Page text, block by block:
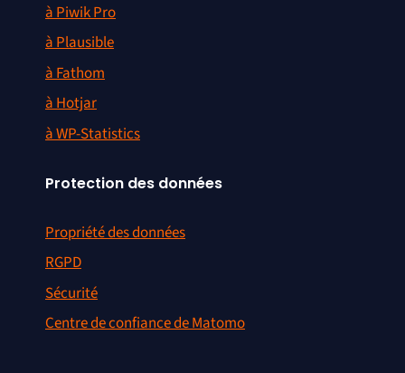
à Piwik Pro
à Plausible
à Fathom
à Hotjar
à WP-Statistics
Protection des données
Propriété des données
RGPD
Sécurité
Centre de confiance de Matomo